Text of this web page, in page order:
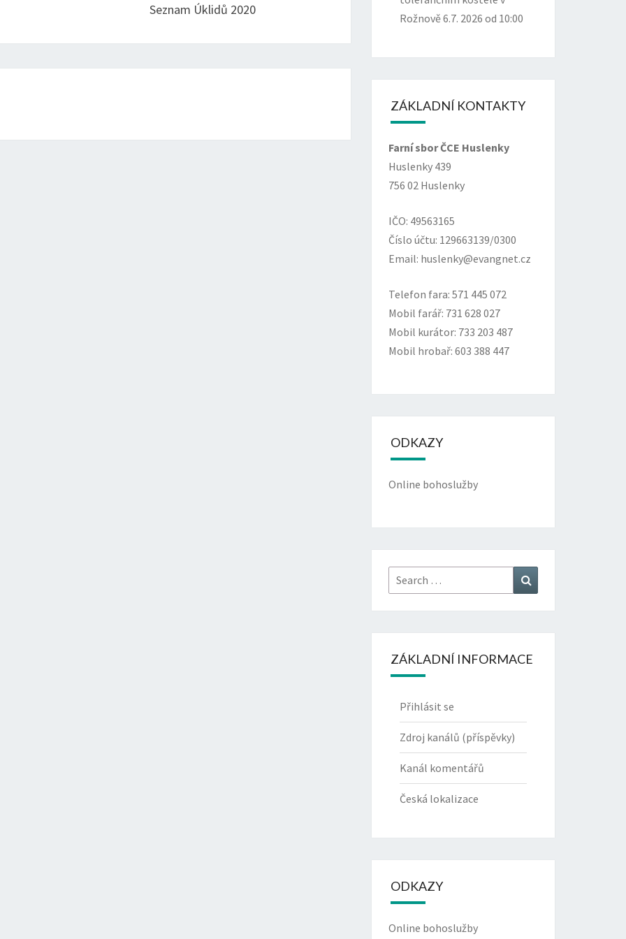
Seznam Úklidů 2020
Rožnově 6.7. 2026 od 10:00
ZÁKLADNÍ KONTAKTY
Farní sbor ČCE Huslenky
Huslenky 439
756 02 Huslenky
IČO: 49563165
Číslo účtu: 129663139/0300
Email: huslenky@evangnet.cz
Telefon fara: 571 445 072
Mobil farář: 731 628 027
Mobil kurátor: 733 203 487
Mobil hrobař: 603 388 447
ODKAZY
Online bohoslužby
Search
for:
ZÁKLADNÍ INFORMACE
Přihlásit se
Zdroj kanálů (příspěvky)
Kanál komentářů
Česká lokalizace
ODKAZY
Online bohoslužby